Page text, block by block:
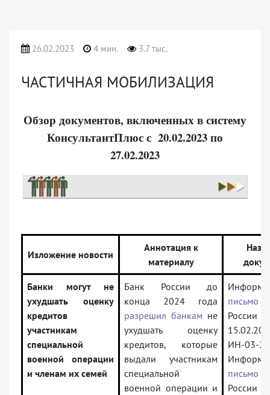
26.02.2023 4 мин. 3.7 тыс.
ЧАСТИЧНАЯ МОБИЛИЗАЦИЯ
Обзор документов, включенных в систему
КонсультантПлюс с 20.02.2023 по
27.02.2023
Изложение новости
Аннотация к
материалу
Банки могут не
ухудшать оценку
кредитов
участникам
специальной
военной операции
и членам их семей
Банк России до
конца 2024 года
разрешил банкам не
ухудшать оценку
кредитов, которые
выдали участникам
специальной
военной операции и
письмо
ИН-03-
письмо